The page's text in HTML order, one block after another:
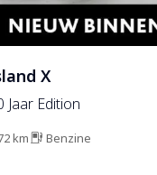
X
Jaar Edition
km Benzine